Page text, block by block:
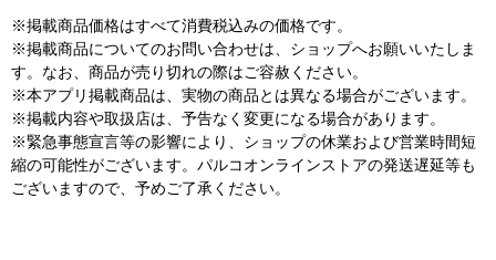
※掲載商品価格はすべて消費税込みの価格です。
※掲載商品についてのお問い合わせは、ショップへお願いいたしま
す。なお、商品が売り切れの際はご容赦ください。
※本アプリ掲載商品は、実物の商品とは異なる場合がございます。
※掲載内容や取扱店は、予告なく変更になる場合があります。
※緊急事態宣言等の影響により、ショップの休業および営業時間短
縮の可能性がございます。パルコオンラインストアの発送遅延等も
ございますので、予めご了承ください。